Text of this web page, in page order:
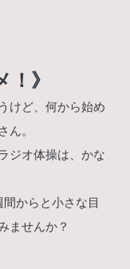
》
けど、何から始め
。
ジオ体操は、かな
からと小さな目
ませんか？